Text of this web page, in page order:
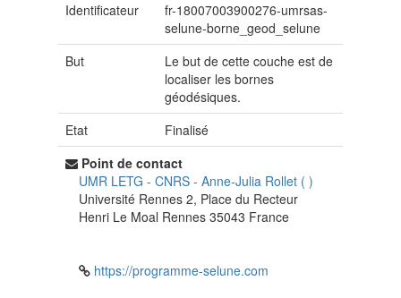
Identificateur
fr-18007003900276-umrsas-
selune-borne_geod_selune
But
Le but de cette couche est de
localiser les bornes
géodésiques.
Etat
Finalisé
Point de contact
UMR LETG - CNRS - Anne-Julia Rollet ( )
Université Rennes 2, Place du Recteur
Henri Le Moal Rennes 35043 France
https://programme-selune.com